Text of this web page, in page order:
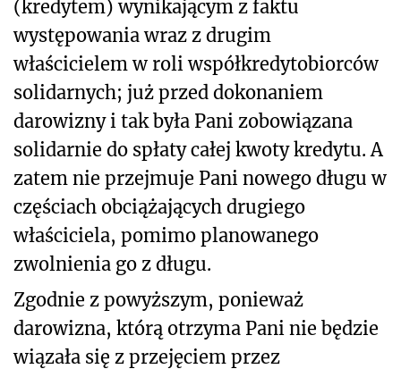
(kredytem) wynikającym z faktu
występowania wraz z drugim
właścicielem w roli współkredytobiorców
solidarnych; już przed dokonaniem
darowizny i tak była Pani zobowiązana
solidarnie do spłaty całej kwoty kredytu. A
zatem nie przejmuje Pani nowego długu w
częściach obciążających drugiego
właściciela, pomimo planowanego
zwolnienia go z długu.
Zgodnie z powyższym, ponieważ
darowizna, którą otrzyma Pani nie będzie
wiązała się z przejęciem przez